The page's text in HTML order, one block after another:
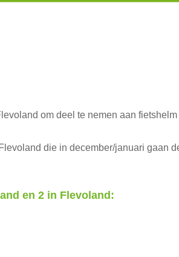
om deel te nemen aan
die in december/januari gaan
en 2 in Flevoland: